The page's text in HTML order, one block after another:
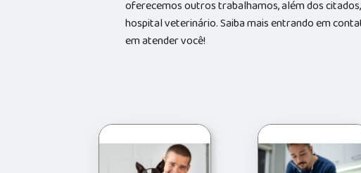
oferecemos outros trabalhamos, além dos
hospital veterinário. Saiba mais entrando em
em atender você!